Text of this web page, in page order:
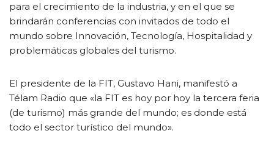
para el crecimiento de la industria, y en el que se
brindarán conferencias con invitados de todo el
mundo sobre Innovación, Tecnología, Hospitalidad y
problemáticas globales del turismo.
El presidente de la FIT, Gustavo Hani, manifestó a
Télam Radio que «la FIT es hoy por hoy la tercera feria
(de turismo) más grande del mundo; es donde está
todo el sector turístico del mundo».